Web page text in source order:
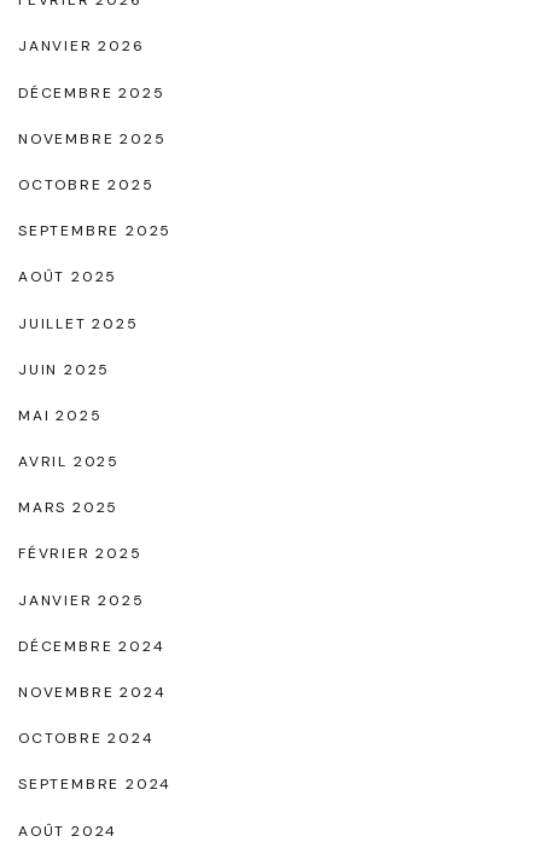
JANVIER 2026
DÉCEMBRE 2025
NOVEMBRE 2025
OCTOBRE 2025
SEPTEMBRE 2025
AOÛT 2025
JUILLET 2025
JUIN 2025
MAI 2025
AVRIL 2025
MARS 2025
FÉVRIER 2025
JANVIER 2025
DÉCEMBRE 2024
NOVEMBRE 2024
OCTOBRE 2024
SEPTEMBRE 2024
AOÛT 2024